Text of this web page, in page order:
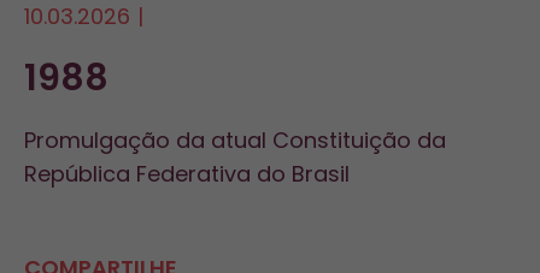
10.03.2026 |
1988
Promulgação da atual Constituição da
República Federativa do Brasil